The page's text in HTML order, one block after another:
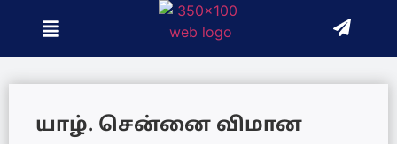
யாழ். சென்னை விமான